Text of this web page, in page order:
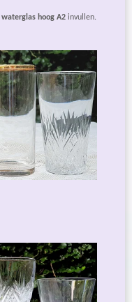
waterglas hoog A2 invullen.